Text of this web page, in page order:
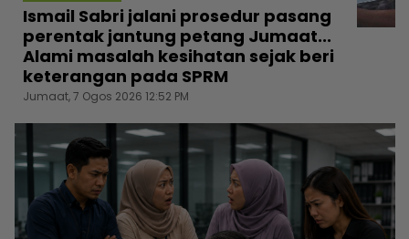
Ismail Sabri jalani prosedur pasang
perentak jantung petang Jumaat...
Alami masalah kesihatan sejak beri
keterangan pada SPRM
Jumaat, 7 Ogos 2026 12:52 PM